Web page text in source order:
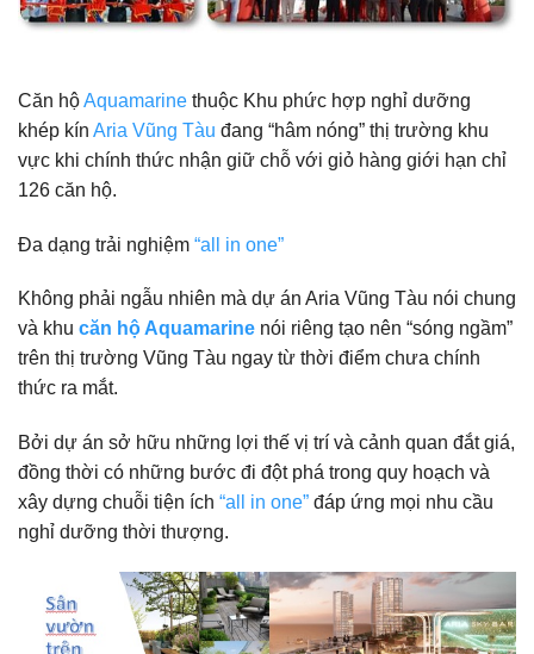
Căn hộAquamarine thuộc Khu phức hợp nghỉ dưỡng
khép kín Aria Vũng Tàu đang “hâm nóng” thị trường khu
vực khi chính thức nhận giữ chỗ với giỏ hàng giới hạn chỉ
126 căn hộ.
Đa dạng trải nghiệm “all in one”
Không phải ngẫu nhiên mà dự án Aria Vũng Tàu nói chung
và khu căn hộ Aquamarine nói riêng tạo nên “sóng ngầm”
trên thị trường Vũng Tàu ngay từ thời điểm chưa chính
thức ra mắt.
Bởi dự án sở hữu những lợi thế vị trí và cảnh quan đắt giá,
đồng thời có những bước đi đột phá trong quy hoạch và
xây dựng chuỗi tiện ích “all in one” đáp ứng mọi nhu cầu
nghỉ dưỡng thời thượng.